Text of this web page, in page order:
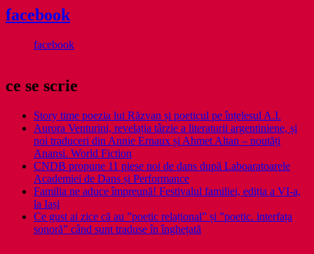
facebook
facebook
ce se scrie
Story time poezia lui Răzvan și poeticul pe înțelesul A.I.
Aurora Venturini, revelația târzie a literaturii argentiniene, și
noi traduceri din Annie Ernaux și Ahmet Altan – noutăți
Anansi. World Fiction
CNDB propune 11 piese noi de dans după Laboaratoarele
Academiei de Dans și Performance
Familia ne aduce împreună! Festivalul familiei, ediția a VI-a,
la Iași
Ce gust ai zice că au ”poetic relațional” și ”poetic. interfața
sonoră” când sunt traduse în înghețată